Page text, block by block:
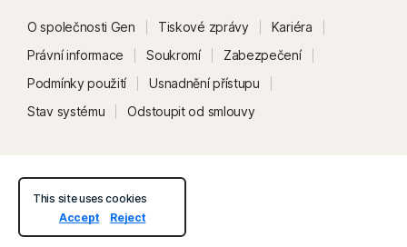
tady:Norton.com/deepfakesupport .
Ochrana před deepfaky v AI asistentovi Norton Genie je v současné
době k dispozici formou předběžného přístupu a podporuje jen videa na
sponzorované odkazy z výsledků vyhledávání. Není k dispozici ve všech
prohlížečích.
O společnosti Gen Tiskové zprávy
Kariéra
Právní informace
Soukromí
Zabezpečení
Podmínky použití
Usnadnění přístupu
Stav systému
Odstoupit od smlouvy
This site uses cookies
Accept
Reject